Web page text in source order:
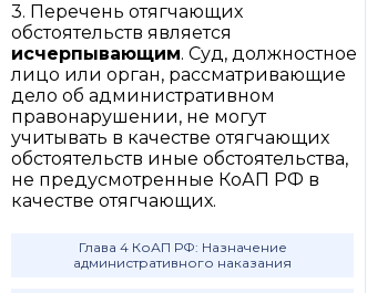
3. Перечень отягчающих
обстоятельств является
исчерпывающим. Суд, должностное
лицо или орган, рассматривающие
дело об административном
правонарушении, не могут
учитывать в качестве отягчающих
обстоятельств иные обстоятельства,
не предусмотренные КоАП РФ в
качестве отягчающих.
Глава 4 КоАП РФ: Назначение
административного наказания